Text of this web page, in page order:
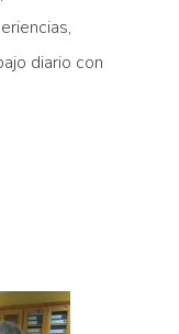
diario con